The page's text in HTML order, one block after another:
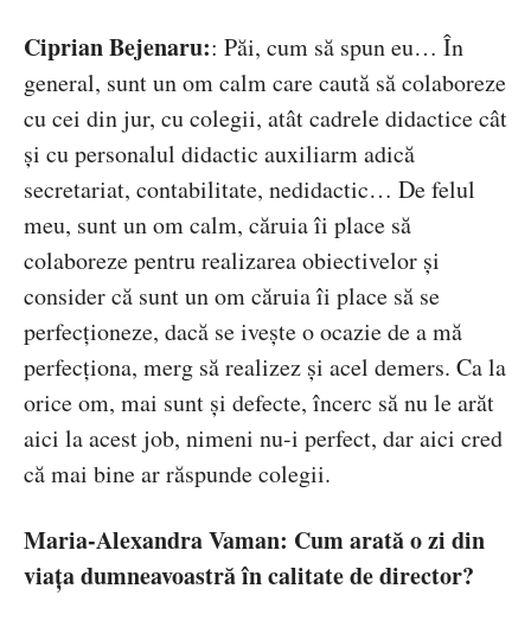
Ciprian Bejenaru:: Păi, cum să spun eu… În
general, sunt un om calm care caută să colaboreze
cu cei din jur, cu colegii, atât cadrele didactice cât
și cu personalul didactic auxiliarm adică
secretariat, contabilitate, nedidactic… De felul
meu, sunt un om calm, căruia îi place să
colaboreze pentru realizarea obiectivelor și
consider că sunt un om căruia îi place să se
perfecționeze, dacă se ivește o ocazie de a mă
perfecționa, merg să realizez și acel demers. Ca la
orice om, mai sunt și defecte, încerc să nu le arăt
aici la acest job, nimeni nu-i perfect, dar aici cred
că mai bine ar răspunde colegii.
Maria-Alexandra Vaman: Cum arată o zi din
viața dumneavoastră în calitate de director?